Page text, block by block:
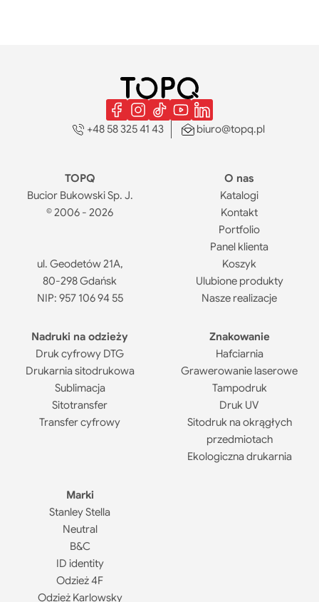
+48 58 325 41 43 biuro@topq.pl
TOPQ
Bucior Bukowski Sp. J.
© 2006 - 2026
ul. Geodetów 21A,
80-298 Gdańsk
NIP: 957 106 94 55
O nas
Katalogi
Kontakt
Portfolio
Panel klienta
Koszyk
Ulubione produkty
Nasze realizacje
Nadruki na odzieży
Druk cyfrowy DTG
Drukarnia sitodrukowa
Sublimacja
Sitotransfer
Transfer cyfrowy
Znakowanie
Hafciarnia
Grawerowanie laserowe
Tampodruk
Druk UV
Sitodruk na okrągłych
przedmiotach
Ekologiczna drukarnia
Marki
Stanley Stella
Neutral
B&C
ID identity
Odzież 4F
Odzież Karlowsky